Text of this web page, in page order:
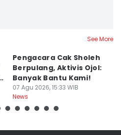
See More
Pengacara Cak Sholeh
Berpulang, Aktivis Ojol:
Banyak Bantu Kami!
07 Agu 2026, 15:33 WIB
News